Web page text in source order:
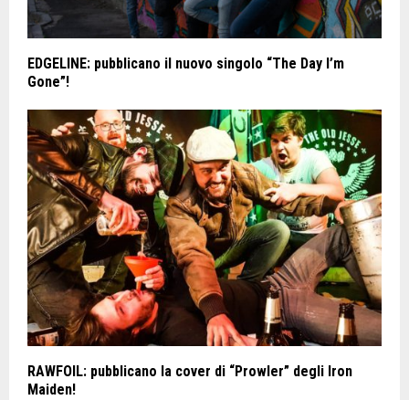
EDGELINE: pubblicano il nuovo singolo “The Day I’m
Gone”!
RAWFOIL: pubblicano la cover di “Prowler” degli Iron
Maiden!